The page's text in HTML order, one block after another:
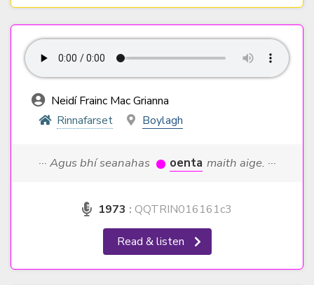
Neidí Frainc Mac Grianna
Rinnafarset
Boylagh
··· Agus bhí seanahas oenta maith aige. ···
1973 : QQTRIN016161c3
Read & listen